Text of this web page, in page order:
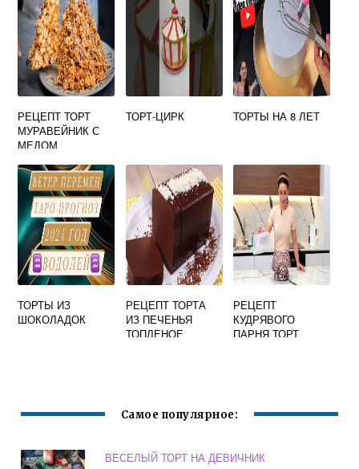
РЕЦЕПТ ТОРТ
МУРАВЕЙНИК С
МЕДОМ
ТОРТ-ЦИРК ТОРТЫ НА 8 ЛЕТ
ТОРТЫ ИЗ
ШОКОЛАДОК
РЕЦЕПТ ТОРТА
ИЗ ПЕЧЕНЬЯ
ТОПЛЕНОЕ
РЕЦЕПТ
КУДРЯВОГО
ПАРНЯ ТОРТ
Самое популярное:
ВЕСЕЛЫЙ ТОРТ НА ДЕВИЧНИК